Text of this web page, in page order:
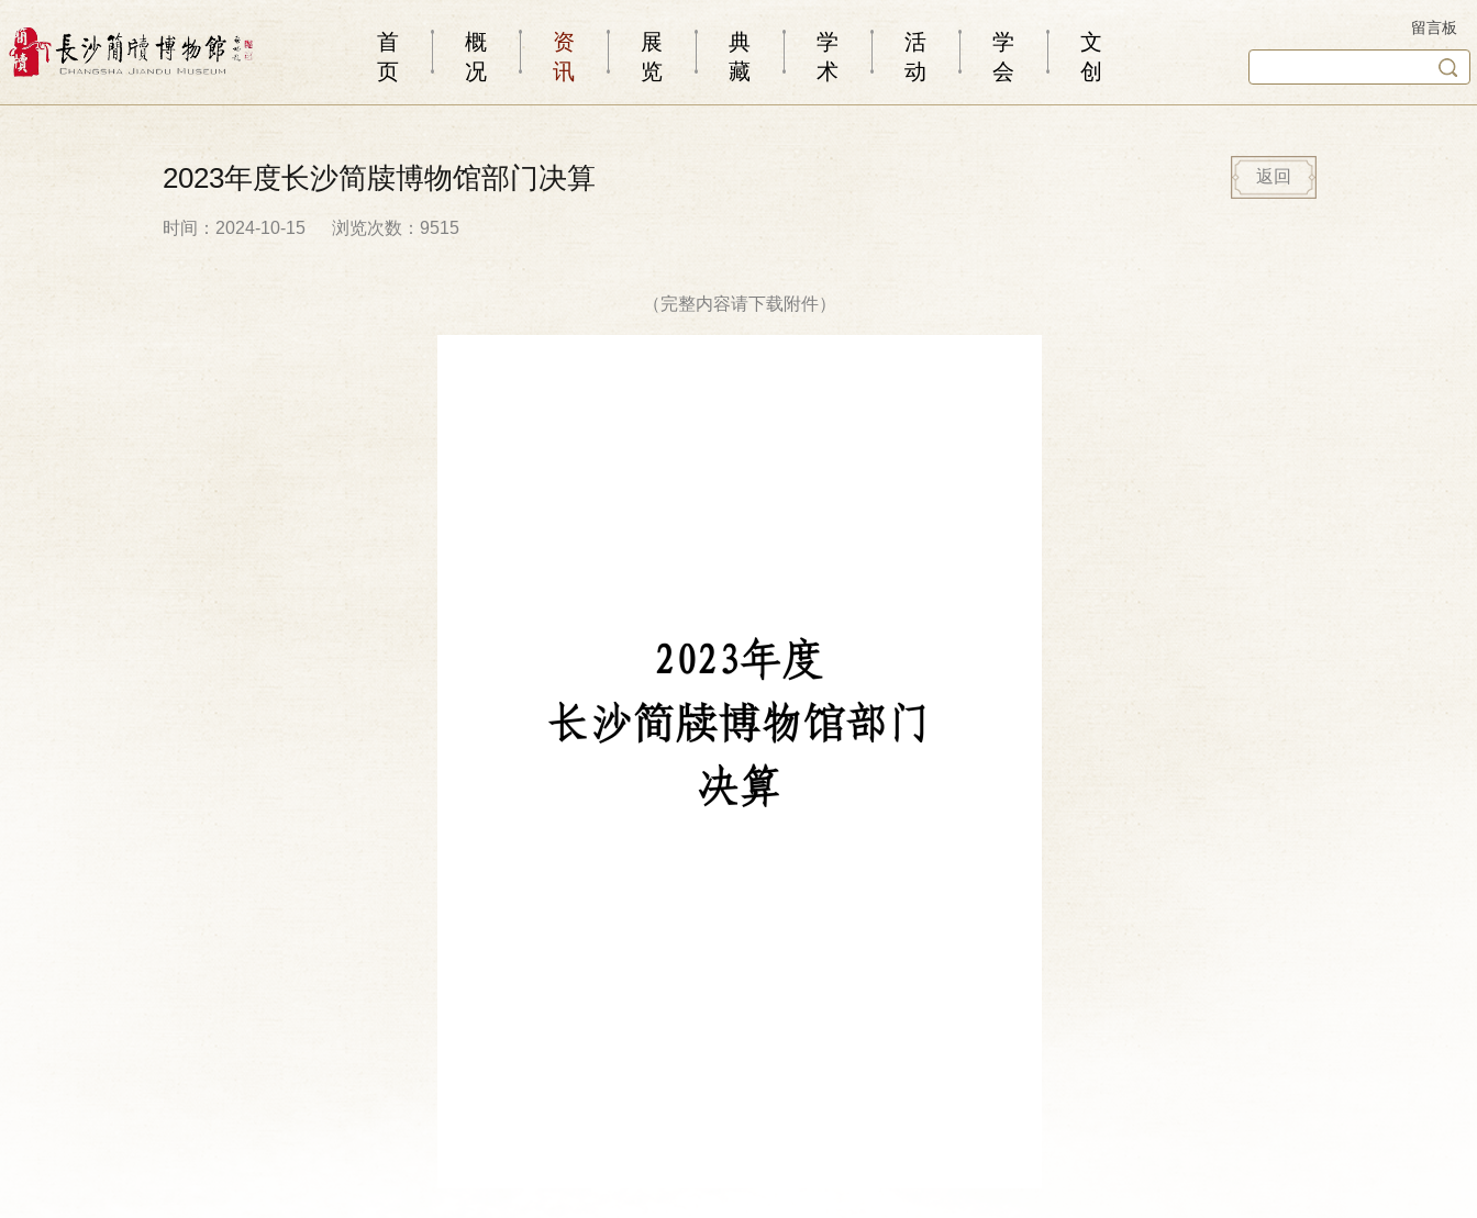
首
页
概
况
资
讯
展
览
典
藏
学
术
活
动
学
会
文
创
留言板
2023年度长沙简牍博物馆部门决算 返回
时间：2024-10-15 浏览次数：9515
（完整内容请下载附件）